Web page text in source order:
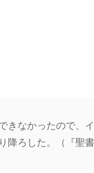
なかったので、
降ろした。（『聖